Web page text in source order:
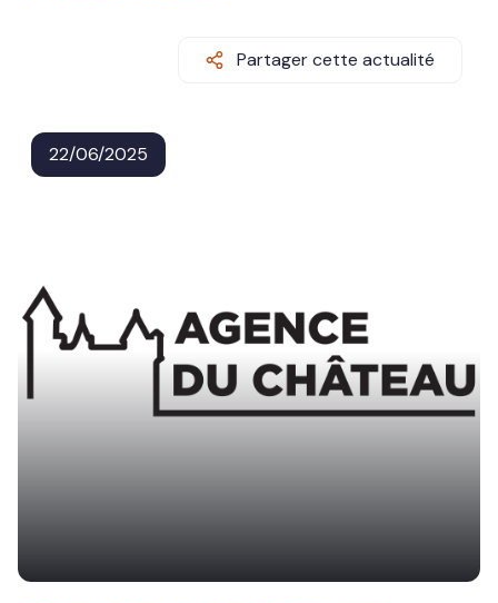
gestion
locative
Partager cette actualité
22/06/2025